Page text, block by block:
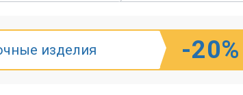
изделия -20%